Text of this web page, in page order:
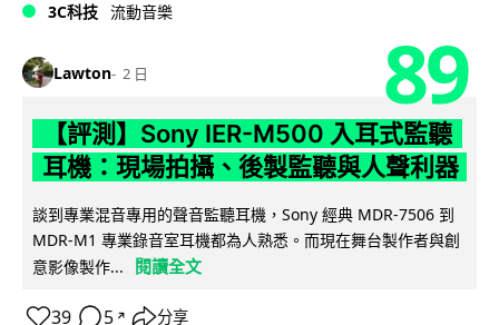
3C科技 流動音樂
Lawton 2 日 89
【評測】Sony IER-M500 入耳式監聽
耳機：現場拍攝、後製監聽與人聲利器
談到專業混音專用的聲音監聽耳機，Sony 經典 MDR-7506 到
MDR-M1 專業錄音室耳機都為人熟悉。而現在舞台製作者與創
意影像製作...
閱讀全文
39 5 ↗ 分享